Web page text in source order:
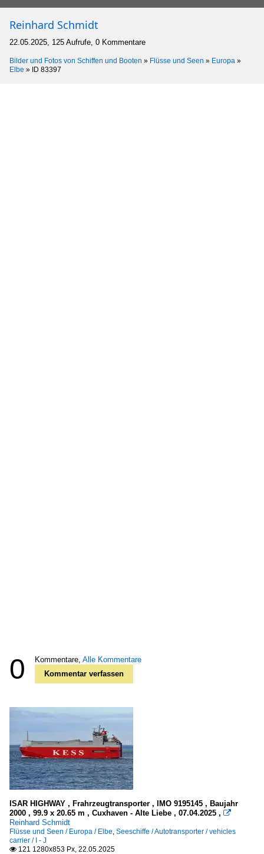
Reinhard Schmidt
22.05.2025, 125 Aufrufe, 0 Kommentare
Bilder und Fotos von Schiffen und Booten » Flüsse und Seen » Europa »
Elbe » ID 83397
0 Kommentare, Alle Kommentare
Kommentar verfassen
ISAR HIGHWAY , Frahrzeugtransporter , IMO 9195145 , Baujahr
2000 , 99.9 x 20.65 m , Cuxhaven - Alte Liebe , 07.04.2025 , 
Reinhard Schmidt
Flüsse und Seen / Europa / Elbe, Seeschiffe / Autotransporter / vehicles
carrier / I - J
 121 1280x853 Px, 22.05.2025